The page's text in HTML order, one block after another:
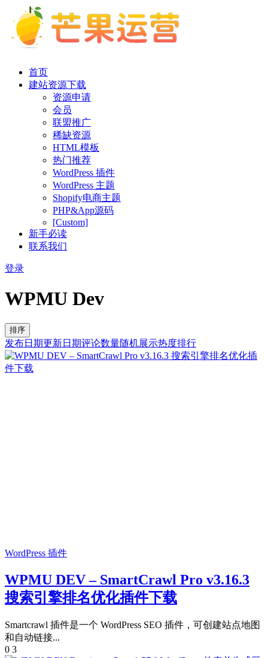
首页
建站资源下载
资源申请
会员
联盟推广
稀缺资源
HTML模板
热门推荐
WordPress 插件
WordPress 主题
Shopify电商主题
PHP&App源码
[Custom]
新手必读
联系我们
登录
WPMU Dev
排序
发布日期更新日期评论数量随机展示热度排行
WordPress 插件
WPMU DEV – SmartCrawl Pro v3.16.3
搜索引擎排名优化插件下载
Smartcrawl 插件是一个 WordPress SEO 插件，可创建站点地图
和自动链接...
0 3